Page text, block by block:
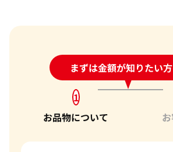
まずは金額が知りたい方
24時間受付中!問い合わせ
1
お品物について